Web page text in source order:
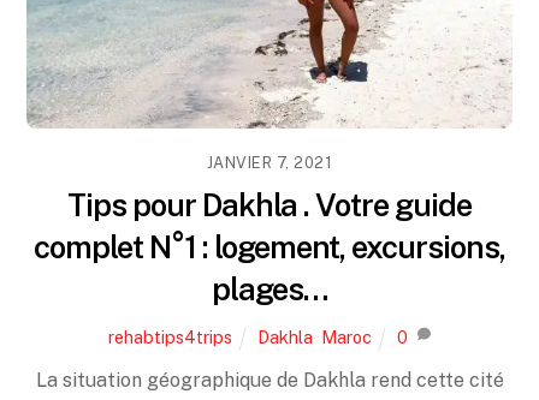
JANVIER 7, 2021
Tips pour Dakhla . Votre guide
complet N°1 : logement, excursions,
plages…
rehabtips4trips Dakhla Maroc 0
La situation géographique de Dakhla rend cette cité